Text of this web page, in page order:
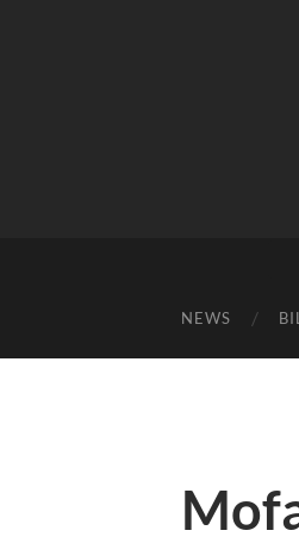
NEWS